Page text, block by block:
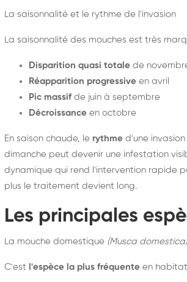
La saisonnalité et le rythme de l'invasion
La saisonnalité des mouches est très
Disparition quasi totale de
Réapparition progressive en avril
Pic massif de juin à septembre
Décroissance en octobre
En saison chaude, le rythme d'une
dimanche peut devenir une infestation
dynamique qui rend l'intervention rapide
plus le traitement devient long.
Les principales
La mouche domestique (Musca domestica)
C'est l'espèce la plus fréquente en